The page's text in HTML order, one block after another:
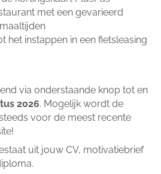
met een gevarieerd
het instappen in een fietsleasing
via onderstaande knop tot en
2026. Mogelijk wordt de
voor de meest recente
uit jouw CV, motivatiebrief